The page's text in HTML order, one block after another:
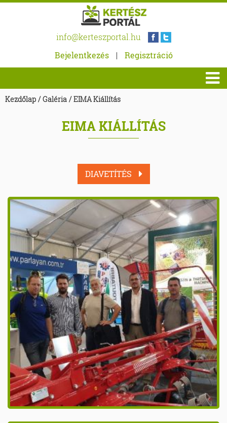
info@kerteszportal.hu
Bejelentkezés
| Regisztráció
Kezdőlap / Galéria / EIMA Kiállítás
EIMA KIÁLLÍTÁS
DIAVETÍTÉS